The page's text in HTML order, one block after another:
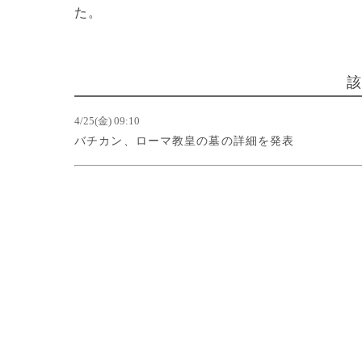
た。
4/25(金) 09:10
バチカン、ローマ教皇の墓の詳細を発表